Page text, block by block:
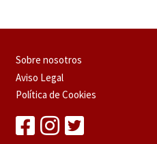
Sobre nosotros
Aviso Legal
Política de Cookies